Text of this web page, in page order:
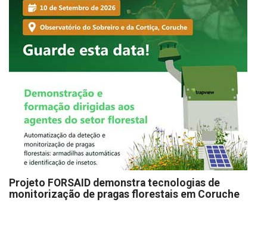
Projeto FORSAID demonstra tecnologias de
monitorização de pragas florestais em Coruche